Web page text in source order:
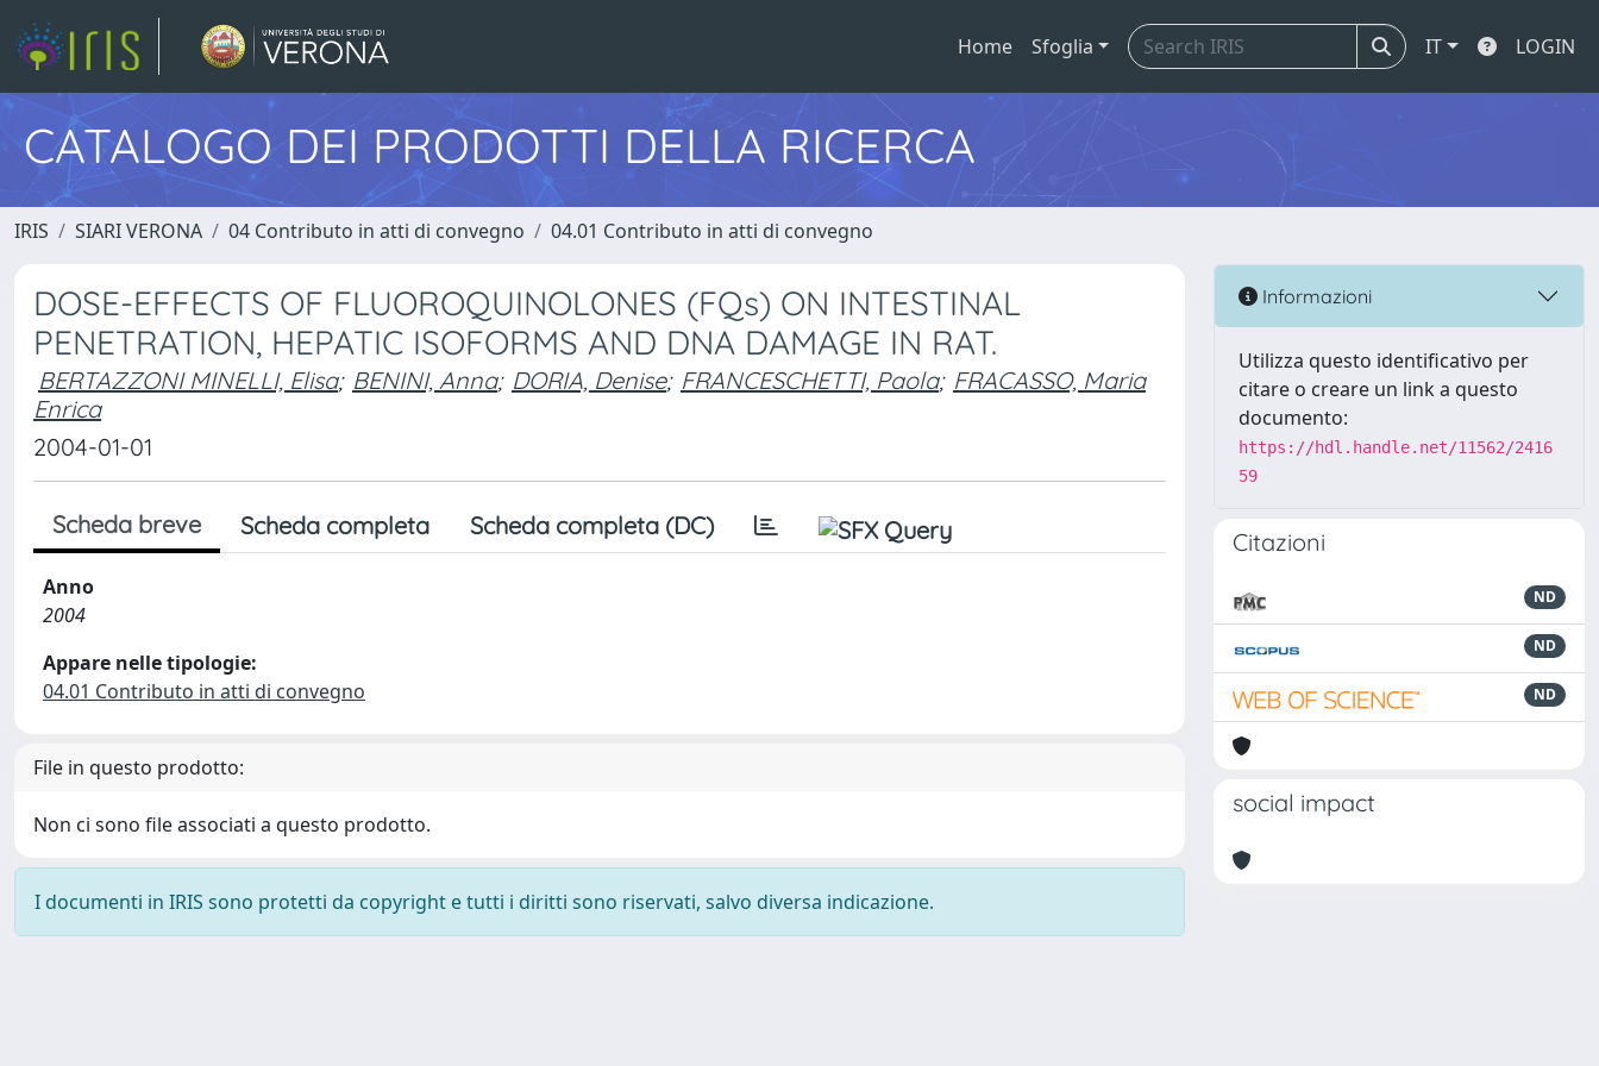
Home Sfoglia IT LOGIN
CATALOGO DEI PRODOTTI DELLA RICERCA
IRIS SIARI VERONA 04 Contributo in atti di convegno 04.01 Contributo in atti di convegno
DOSE-EFFECTS OF FLUOROQUINOLONES (FQs) ON INTESTINAL
PENETRATION, HEPATIC ISOFORMS AND DNA DAMAGE IN RAT.
BERTAZZONI MINELLI, Elisa; BENINI, Anna; DORIA, Denise; FRANCESCHETTI, Paola; FRACASSO, Maria
Enrica
2004-01-01
Scheda breve Scheda completa Scheda completa (DC)
Anno
2004
Appare nelle tipologie:
04.01 Contributo in atti di convegno
File in questo prodotto:
Non ci sono file associati a questo prodotto.
I documenti in IRIS sono protetti da copyright e tutti i diritti sono riservati, salvo diversa indicazione.
Informazioni
Utilizza questo identificativo per
citare o creare un link a questo
documento:
https://hdl.handle.net/11562/2416
59
Citazioni
ND
ND
ND
social impact